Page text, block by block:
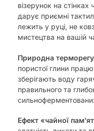
візерунок на
дарує приємні
лежить у руці, не
мистецтва на вашій
Природна
пористої глини
зберігають воду
правильного та
Ефект «чайної